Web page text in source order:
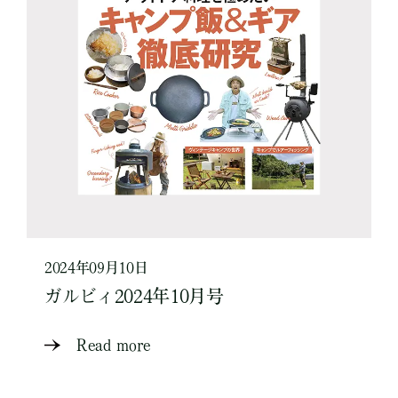
2024年09月10日
ガルビィ2024年10月号
Read more